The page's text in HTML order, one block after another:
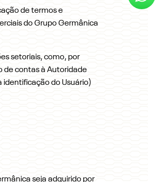
de termos e
do Grupo Germânica
setoriais, como, por
de contas à Autoridade
identificação do Usuário)
seja adquirido por